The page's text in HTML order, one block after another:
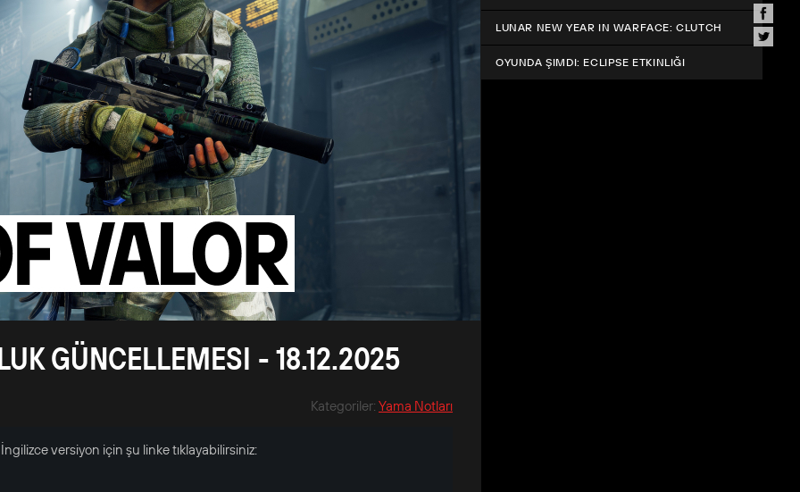
GÜNCELLEMESI - 18.12.2025
Kategoriler: Yama Notları
versiyon için şu linke tıklayabilirsiniz:
LUNAR NEW YEAR IN WARFACE: CLUTCH
OYUNDA ŞIMDI: ECLIPSE ETKINLIĞI